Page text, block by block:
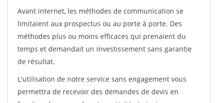
Avant internet, les méthodes de communication se
limitaient aux prospectus ou au porte à porte. Des
méthodes plus ou moins efficaces qui prenaient du
temps et demandait un investissement sans garantie
de résultat.
L'utilisation de notre service sans engagement vous
permettra de recevoir des demandes de devis en